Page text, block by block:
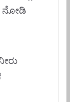
ನೋಡಿ